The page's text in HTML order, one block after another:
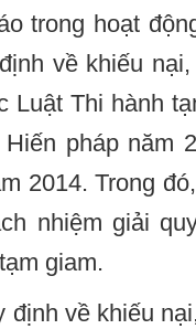
trong hoạt
về khiếu
Luật Thi hành
pháp năm
2014. Trong
nhiệm giải
giam.
về khiếu